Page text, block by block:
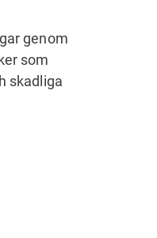
genom
som
skadliga